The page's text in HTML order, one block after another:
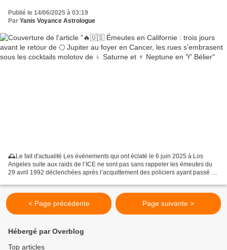
Publié le 14/06/2025 à 03:19
Par Yanis Voyance Astrologue
🕰️Le fait d'actualité Les événements qui ont éclaté le 6 juin 2025 à Los
Angeles suite aux raids de l’ICE ne sont pas sans rappeler les émeutes du
29 avril 1992 déclenchées après l’acquittement des policiers ayant passé à
< Page précédente Page suivante >
Hébergé par Overblog
Top articles